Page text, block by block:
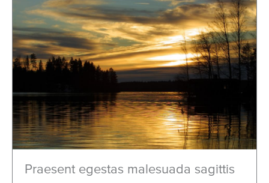
Praesent egestas malesuada sagittis